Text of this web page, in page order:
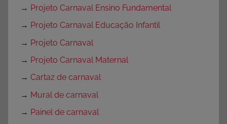
→ Projeto Carnaval Ensino Fundamental
→ Projeto Carnaval Educação Infantil
→ Projeto Carnaval
→ Projeto Carnaval Maternal
→ Cartaz de carnaval
→ Mural de carnaval
→ Painel de carnaval